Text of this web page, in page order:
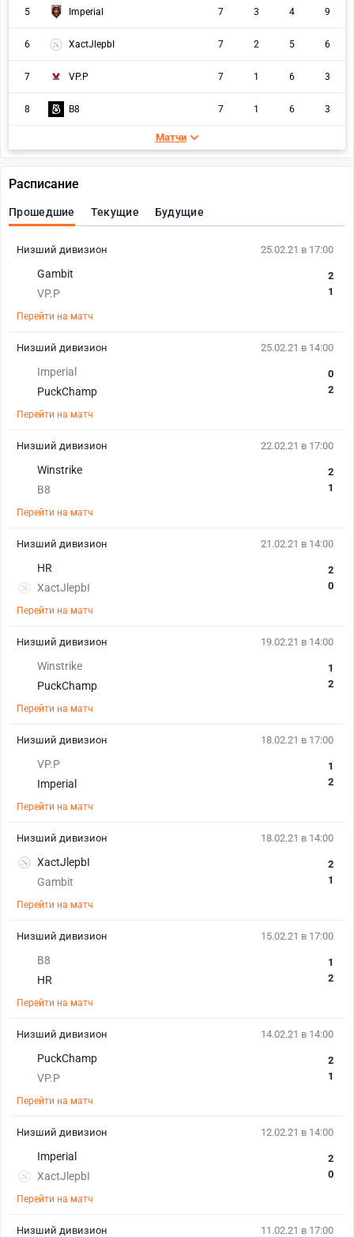
5 Imperial 7 3 4 9
6 XactJlepbI 7 2 5 6
7 VP.P 7 1 6 3
8 B8 7 1 6 3
Матчи
Расписание
Прошедшие Текущие Будущие
25.02.21 в 17:00
Gambit
VP.P
2
1
Перейти на матч
Низший дивизион
25.02.21 в 14:00
Imperial
PuckChamp
0
2
Перейти на матч
Низший дивизион
22.02.21 в 17:00
Winstrike
B8
2
1
Перейти на матч
Низший дивизион
21.02.21 в 14:00
HR
XactJlepbI
2
0
Перейти на матч
Низший дивизион
19.02.21 в 14:00
Winstrike
PuckChamp
1
2
Перейти на матч
Низший дивизион
18.02.21 в 17:00
VP.P
Imperial
1
2
Перейти на матч
Низший дивизион
18.02.21 в 14:00
XactJlepbI
Gambit
2
1
Перейти на матч
Низший дивизион
15.02.21 в 17:00
B8
HR
1
2
Перейти на матч
Низший дивизион
14.02.21 в 14:00
PuckChamp
VP.P
2
1
Перейти на матч
Низший дивизион
12.02.21 в 14:00
Imperial
XactJlepbI
2
0
Перейти на матч
Низший дивизион
11.02.21 в 17:00
Низший дивизион